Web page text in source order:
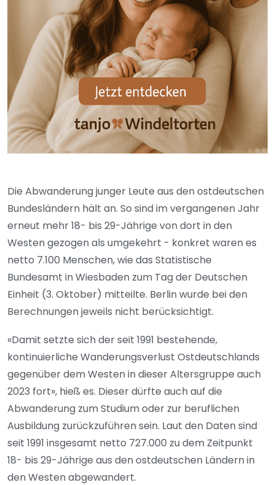
Die Abwanderung junger Leute aus den ostdeutschen
Bundesländern hält an. So sind im vergangenen Jahr
erneut mehr 18- bis 29-Jährige von dort in den
Westen gezogen als umgekehrt - konkret waren es
netto 7.100 Menschen, wie das Statistische
Bundesamt in Wiesbaden zum Tag der Deutschen
Einheit (3. Oktober) mitteilte. Berlin wurde bei den
Berechnungen jeweils nicht berücksichtigt.
«Damit setzte sich der seit 1991 bestehende,
kontinuierliche Wanderungsverlust Ostdeutschlands
gegenüber dem Westen in dieser Altersgruppe auch
2023 fort», hieß es. Dieser dürfte auch auf die
Abwanderung zum Studium oder zur beruflichen
Ausbildung zurückzuführen sein. Laut den Daten sind
seit 1991 insgesamt netto 727.000 zu dem Zeitpunkt
18- bis 29-Jährige aus den ostdeutschen Ländern in
den Westen abgewandert.